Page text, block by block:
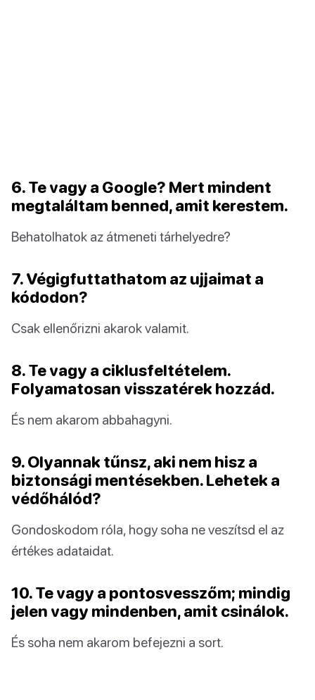
6. Te vagy a Google? Mert mindent
megtaláltam benned, amit kerestem.
Behatolhatok az átmeneti tárhelyedre?
7. Végigfuttathatom az ujjaimat a
kódodon?
Csak ellenőrizni akarok valamit.
8. Te vagy a ciklusfeltételem.
Folyamatosan visszatérek hozzád.
És nem akarom abbahagyni.
9. Olyannak tűnsz, aki nem hisz a
biztonsági mentésekben. Lehetek a
védőhálód?
Gondoskodom róla, hogy soha ne veszítsd el az
értékes adataidat.
10. Te vagy a pontosvesszőm; mindig
jelen vagy mindenben, amit csinálok.
És soha nem akarom befejezni a sort.